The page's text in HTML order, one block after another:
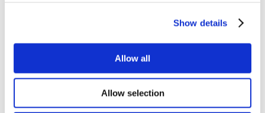
Show details
Allow all
Allow selection
Без поджанра
Применить